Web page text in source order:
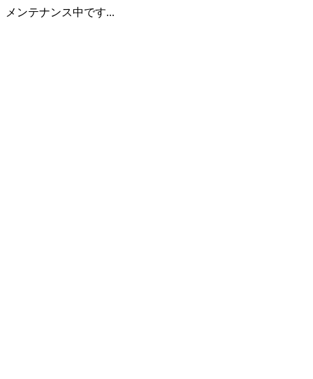
メンテナンス中です...